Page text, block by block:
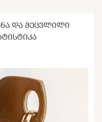
ᲓᲐ ᲨᲔᲪᲕᲚᲘᲚᲘ